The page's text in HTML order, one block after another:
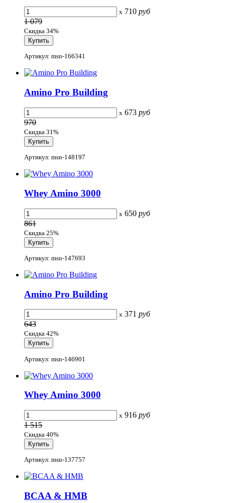
x 710 руб
1 079
Скидка 34%
Артикул: msn-166341
Amino Pro Building
x 673 руб
970
Скидка 31%
Артикул: msn-148197
Whey Amino 3000
x 650 руб
861
Скидка 25%
Артикул: msn-147693
Amino Pro Building
x 371 руб
643
Скидка 42%
Артикул: msn-146901
Whey Amino 3000
x 916 руб
1 515
Скидка 40%
Артикул: msn-137757
BCAA & HMB